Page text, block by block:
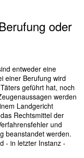
oder
entweder eine
einer Berufung wird
geführt hat, noch
werden
Landgericht
Rechtsmittel der
und
beanstandet werden.
- in letzter Instanz -